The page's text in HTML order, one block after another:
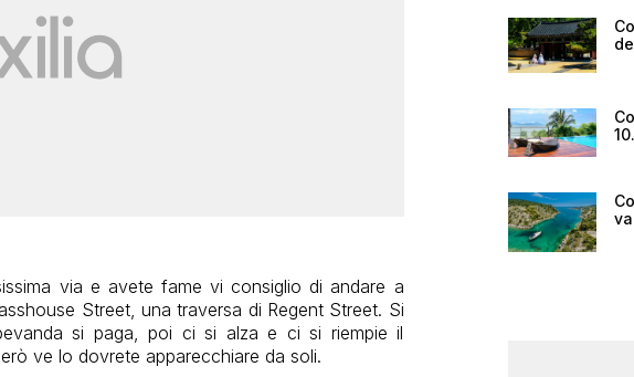
via e avete fame vi consiglio di andare a
Street, una traversa di Regent Street. Si
si paga, poi ci si alza e ci si riempie il
ve lo dovrete apparecchiare da soli.